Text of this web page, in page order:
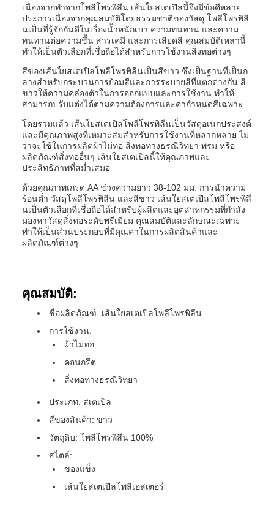
เนื่องจากทำจากโพลีโพรพิลีน เส้นใยสเตเปิลนี้จึงมีข้อดีหลาย
ประการเนื่องจากคุณสมบัติโดยธรรมชาติของวัสดุ โพลีโพรพิลี
นเป็นที่รู้จักกันดีในเรื่องน้ำหนักเบา ความทนทาน และความ
ทนทานต่อความชื้น สารเคมี และการเสียดสี คุณสมบัติเหล่านี้
ทำให้เป็นตัวเลือกที่เชื่อถือได้สำหรับการใช้งานสิ่งทอต่างๆ
สีของเส้นใยสเตเปิลโพลีโพรพิลีนเป็นสีขาว ซึ่งเป็นฐานที่เป็นก
ลางสำหรับกระบวนการย้อมสีและการระบายสีที่แตกต่างกัน สี
ขาวให้ความคล่องตัวในการออกแบบและการใช้งาน ทำให้
สามารถปรับแต่งได้ตามความต้องการและค่ากำหนดสีเฉพาะ
โดยรวมแล้ว เส้นใยสเตเปิลโพลีโพรพิลีนเป็นวัสดุอเนกประสงค์
และมีคุณภาพสูงที่เหมาะสมสำหรับการใช้งานที่หลากหลาย ไม่
ว่าจะใช้ในการผลิตผ้าไม่ทอ สิ่งทอทางธรณีวิทยา พรม หรือ
ผลิตภัณฑ์สิ่งทออื่นๆ เส้นใยสเตเปิลนี้ให้คุณภาพและ
ประสิทธิภาพที่สม่ำเสมอ
ด้วยคุณภาพเกรด AA ช่วงความยาว 38-102 มม. การนำความ
ร้อนต่ำ วัสดุโพลีโพรพิลีน และสีขาว เส้นใยสเตเปิลโพลีโพรพิลี
นเป็นตัวเลือกที่เชื่อถือได้สำหรับผู้ผลิตและอุตสาหกรรมที่กำลัง
มองหาวัสดุสิ่งทอระดับพรีเมียม คุณสมบัติและลักษณะเฉพาะ
ทำให้เป็นส่วนประกอบที่มีคุณค่าในการผลิตสินค้าและ
ผลิตภัณฑ์ต่างๆ
คุณสมบัติ:
ชื่อผลิตภัณฑ์: เส้นใยสเตเปิลโพลีโพรพิลีน
การใช้งาน:
ผ้าไม่ทอ
คอนกรีต
สิ่งทอทางธรณีวิทยา
ประเภท: สเตเปิล
สีของสินค้า: ขาว
วัตถุดิบ: โพลีโพรพิลีน 100%
สไตล์:
ของแข็ง
เส้นใยสเตเปิลโพลีเอสเตอร์